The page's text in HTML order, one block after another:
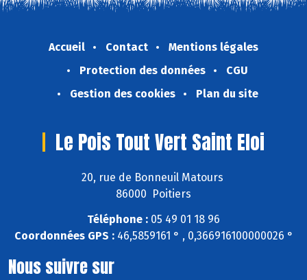
Accueil Contact
Mentions légales
Protection des données
CGU
Gestion des cookies
Plan du site
Le Pois Tout Vert Saint Eloi
20, rue de Bonneuil Matours
86000 Poitiers
Téléphone : 05 49 01 18 96
Coordonnées GPS :46,5859161 ° , 0,366916100000026 °
Nous suivre sur